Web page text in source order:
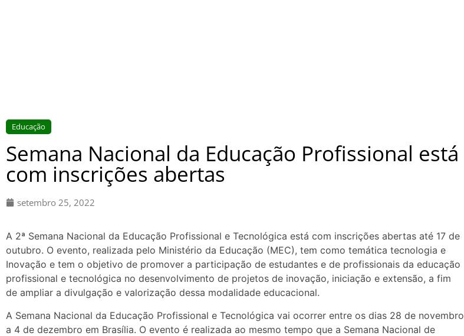
Educação
Semana Nacional da Educação Profissional está
com inscrições abertas
setembro 25, 2022
A 2ª Semana Nacional da Educação Profissional e Tecnológica está com inscrições abertas até 17 de
outubro. O evento, realizada pelo Ministério da Educação (MEC), tem como temática tecnologia e
Inovação e tem o objetivo de promover a participação de estudantes e de profissionais da educação
profissional e tecnológica no desenvolvimento de projetos de inovação, iniciação e extensão, a fim
de ampliar a divulgação e valorização dessa modalidade educacional.
A Semana Nacional da Educação Profissional e Tecnológica vai ocorrer entre os dias 28 de novembro
a 4 de dezembro em Brasília. O evento é realizada ao mesmo tempo que a Semana Nacional de